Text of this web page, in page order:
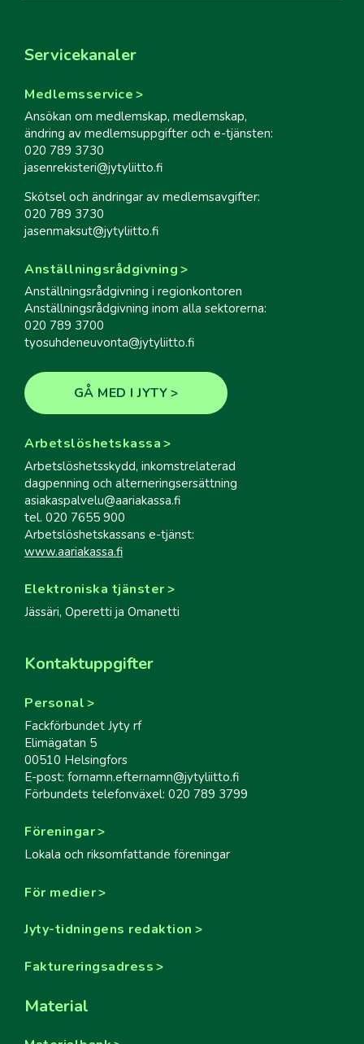
Servicekanaler
Medlemsservice
Ansökan om medlemskap, medlemskap,
ändring av medlemsuppgifter och e-tjänsten:
020 789 3730
jasenrekisteri@jytyliitto.fi
Skötsel och ändringar av medlemsavgifter:
020 789 3730
jasenmaksut@jytyliitto.fi
Anställningsrådgivning
Anställningsrådgivning i regionkontoren
Anställningsrådgivning inom alla sektorerna:
020 789 3700
tyosuhdeneuvonta@jytyliitto.fi
GÅ MED I JYTY
Arbetslöshetskassa
Arbetslöshetsskydd, inkomstrelaterad
dagpenning och alterneringsersättning
asiakaspalvelu@aariakassa.fi
tel. 020 7655 900
Arbetslöshetskassans e-tjänst:
www.aariakassa.fi
Elektroniska tjänster
Jässäri, Operetti ja Omanetti
Kontaktuppgifter
Personal
Fackförbundet Jyty rf
Elimägatan 5
00510 Helsingfors
E-post: fornamn.efternamn@jytyliitto.fi
Förbundets telefonväxel: 020 789 3799
Föreningar
Lokala och riksomfattande föreningar
För medier
Jyty-tidningens redaktion
Faktureringsadress
Material